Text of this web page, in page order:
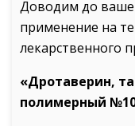
Доводим до
применение на
лекарственного
«Дротаверин,
полимерный